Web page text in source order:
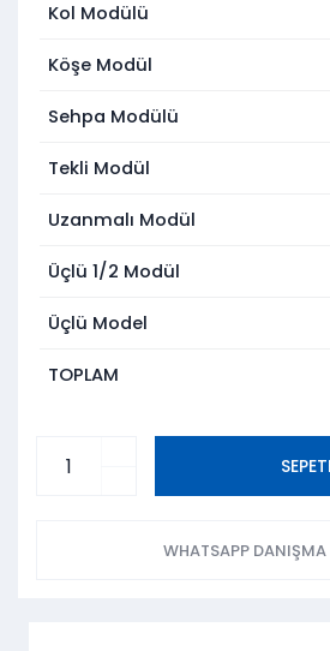
Kol Modülü
Köşe Modül
Sehpa Modülü
Tekli Modül
Uzanmalı Modül
Üçlü 1/2 Modül
Üçlü Model
TOPLAM
WHATSAPP DANIŞMA